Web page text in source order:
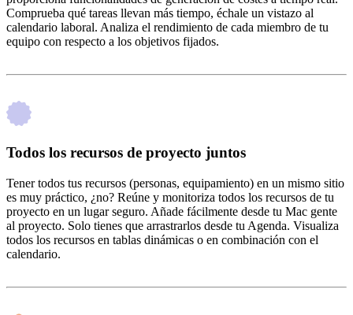
Comprueba qué tareas llevan más tiempo, échale un vistazo al
calendario laboral. Analiza el rendimiento de cada miembro de tu
equipo con respecto a los objetivos fijados.
Todos los recursos de proyecto juntos
Tener todos tus recursos (personas, equipamiento) en un mismo sitio
es muy práctico, ¿no? Reúne y monitoriza todos los recursos de tu
proyecto en un lugar seguro. Añade fácilmente desde tu Mac gente
al proyecto. Solo tienes que arrastrarlos desde tu Agenda. Visualiza
todos los recursos en tablas dinámicas o en combinación con el
calendario.